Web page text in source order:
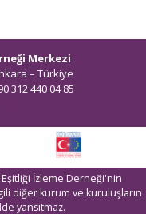
Merkezi
– Türkiye
312 440 04 85
İzleme Derneği'nin
diğer kurum ve kuruluşların
yansıtmaz.